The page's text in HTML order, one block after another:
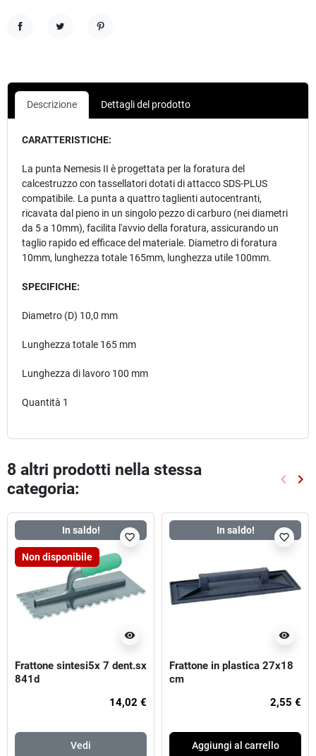
Descrizione Dettagli del prodotto
CARATTERISTICHE:
La punta Nemesis II è progettata per la foratura del
calcestruzzo con tassellatori dotati di attacco SDS-PLUS
compatibile. La punta a quattro taglienti autocentranti,
ricavata dal pieno in un singolo pezzo di carburo (nei diametri
da 5 a 10mm), facilita l'avvio della foratura, assicurando un
taglio rapido ed efficace del materiale. Diametro di foratura
10mm, lunghezza totale 165mm, lunghezza utile 100mm.
SPECIFICHE:
Diametro (D) 10,0 mm
Lunghezza totale 165 mm
Lunghezza di lavoro 100 mm
Quantità 1
8 altri prodotti nella stessa
categoria:
keyboard_arrow_left keyboard_arrow_right
In saldo!
Non disponibile
visibility
favorite_border
Frattone sintesi5x 7 dent.sx
841d
14,02 €
Vedi
In saldo!
visibility
favorite_border
Frattone in plastica 27x18
cm
2,55 €
Aggiungi al carrello